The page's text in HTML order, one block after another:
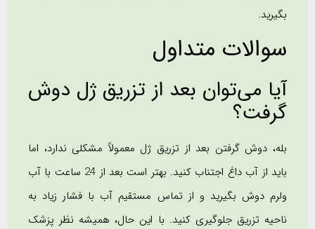
بگیرید.
سوالات متداول
آیا می‌توان بعد از تزریق ژل دوش
گرفت؟
بله، دوش گرفتن بعد از تزریق ژل معمولاً مشکلی ندارد، اما
باید از آب داغ اجتناب کنید. بهتر است بعد از 24 ساعت با آب
ولرم دوش بگیرید و از تماس مستقیم آب با فشار زیاد به
ناحیه تزریق جلوگیری کنید. با این حال، همیشه نظر پزشک